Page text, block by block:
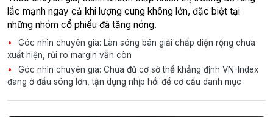
lắc mạnh ngay cả khi lượng cung không lớn, đặc biệt tại
những nhóm cổ phiếu đã tăng nóng.
Góc nhìn chuyên gia: Làn sóng bán giải chấp diện rộng chưa
xuất hiện, rủi ro margin vẫn còn
Góc nhìn chuyên gia: Chưa đủ cơ sở thể khẳng định VN-Index
đang ở đầu sóng lớn, tận dụng nhịp hồi để cơ cấu danh mục